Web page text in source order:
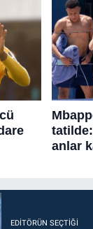
EDITÖRÜN SEÇTIĞI